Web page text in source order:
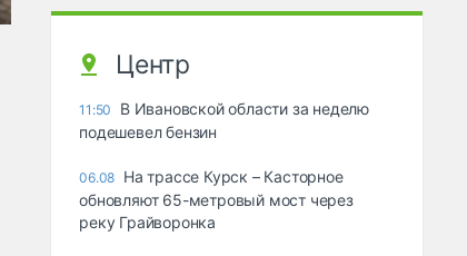
Центр
11:50
В Ивановской области за неделю
подешевел бензин
06.08 На трассе Курск – Касторное
обновляют 65-метровый мост через
реку Грайворонка